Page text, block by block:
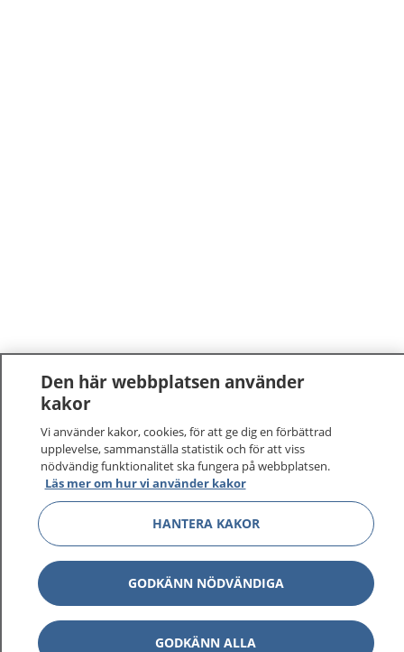
Den här webbplatsen använder
kakor
Vi använder kakor, cookies, för att ge dig en förbättrad
upplevelse, sammanställa statistik och för att viss
nödvändig funktionalitet ska fungera på webbplatsen.
Läs mer om hur vi använder kakor
HANTERA KAKOR
GODKÄNN NÖDVÄNDIGA
GODKÄNN ALLA